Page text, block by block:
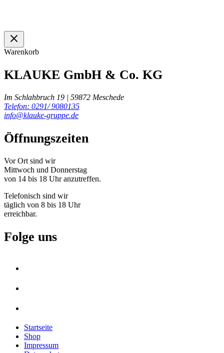
Warenkorb
KLAUKE GmbH & Co. KG
Im Schlahbruch 19 | 59872 Meschede
Telefon: 0291/ 9080135
info@klauke-gruppe.de
Öffnungszeiten
Vor Ort sind wir
Mittwoch und Donnerstag
von 14 bis 18 Uhr anzutreffen.
Telefonisch sind wir
täglich von 8 bis 18 Uhr
erreichbar.
Folge uns
Startseite
Shop
Impressum